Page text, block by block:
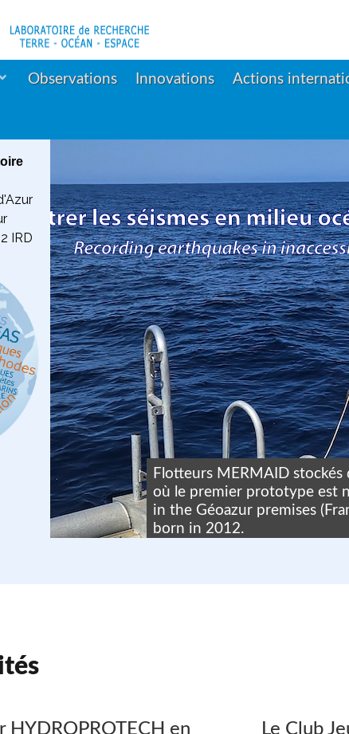
Observations Innovations Actions
IRD
Flotteurs MERMAID stockés
où le premier prototype est
in the Géoazur premises
born in 2012.
HYDROPROTECH en
Le Club